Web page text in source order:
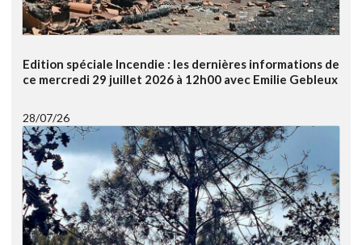
Edition spéciale Incendie : les dernières informations de
ce mercredi 29 juillet 2026 à 12h00 avec Emilie Gebleux
28/07/26